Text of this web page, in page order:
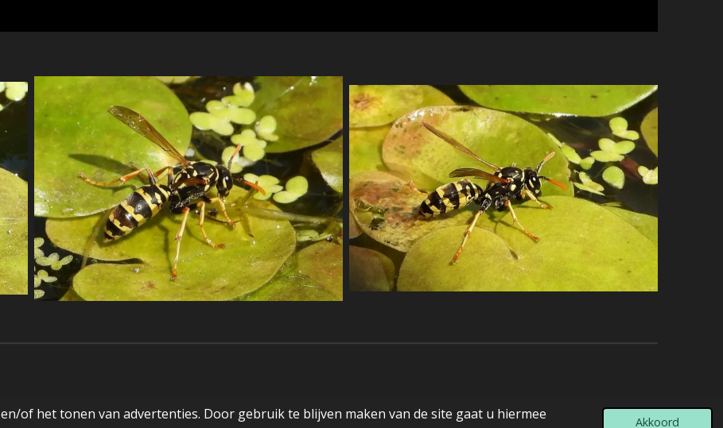
of het tonen van advertenties. Door gebruik te blijven maken van de site gaat u hiermee
Akkoord